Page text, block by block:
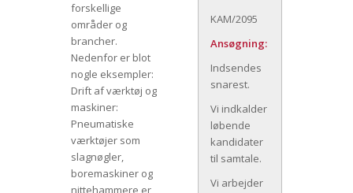
forskellige
områder og
brancher.
Nedenfor er blot
nogle eksempler:
Drift af værktøj og
maskiner:
Pneumatiske
værktøjer som
slagnøgler,
boremaskiner og
nittehammere er
KAM/2095
Ansøgning:
Indsendes
snarest.
Vi indkalder
løbende
kandidater
til samtale.
Vi arbejder